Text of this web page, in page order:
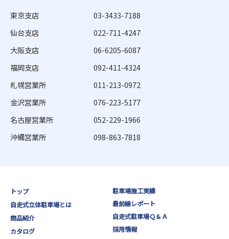
東京支店
03-3433-7188
仙台支店
022-711-4247
大阪支店
06-6205-6087
福岡支店
092-411-4324
札幌営業所
011-213-0972
金沢営業所
076-223-5177
名古屋営業所
052-229-1966
沖縄営業所
098-863-7818
トップ
自走式立体駐車場とは
商品紹介
カタログ
駐車場施工実績
最前線レポート
自走式駐車場Ｑ＆Ａ
採用情報